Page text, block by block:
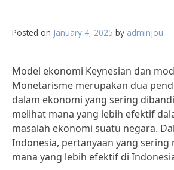
Posted on January 4, 2025 by adminjou
Model ekonomi Keynesian dan
Monetarisme merupakan dua
dalam ekonomi yang sering
melihat mana yang lebih efektif
masalah ekonomi suatu negara.
Indonesia, pertanyaan yang sering
mana yang lebih efektif di